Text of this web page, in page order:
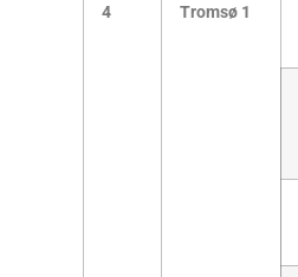
4 Tromsø 1